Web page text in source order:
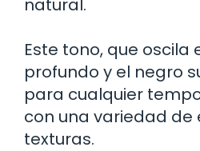
Este tono, que
profundo y el negro
para cualquier
con una variedad de
texturas.